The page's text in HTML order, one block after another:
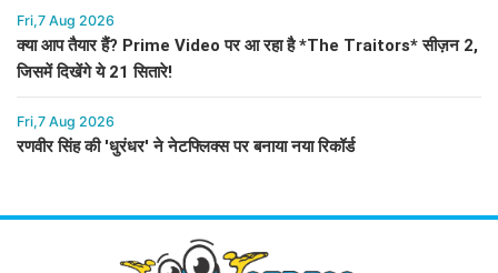
Fri,7 Aug 2026
क्या आप तैयार हैं? Prime Video पर आ रहा है *The Traitors* सीज़न 2,
जिसमें दिखेंगे ये 21 सितारे!
Fri,7 Aug 2026
रणवीर सिंह की 'धुरंधर' ने नेटफ्लिक्स पर बनाया नया रिकॉर्ड